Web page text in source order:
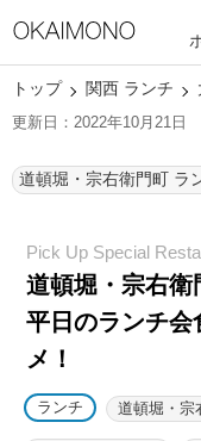
トップ 関西 ランチ
更新日：2022年10月21日
道頓堀・宗右衛門町 ラ
道頓堀・宗右衛
平日のランチ会
メ！
ランチ 道頓堀・宗